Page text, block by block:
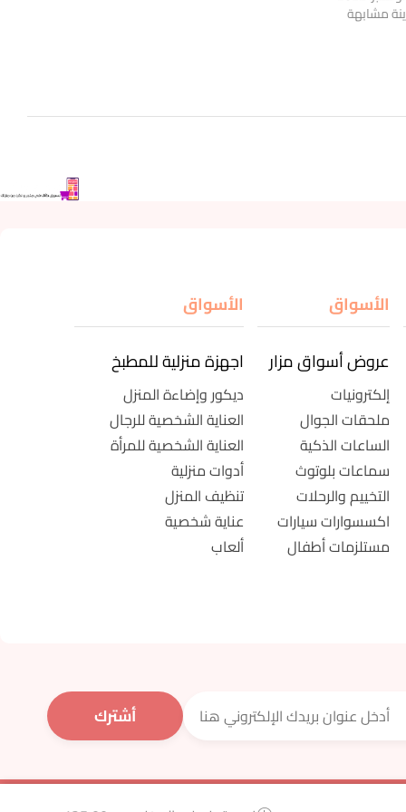
مشابهة
الأسواق
عروض أسواق مزار
إلكترونيات
ملحقات الجوال
الساعات الذكية
سماعات بلوتوث
التخييم والرحلات
اكسسوارات سيارات
مستلزمات أطفال
الأسواق
اجهزة منزلية للمطبخ
ديكور وإضاءة المنزل
العناية الشخصية للرجال
العناية الشخصية للمرأة
أدوات منزلية
تنظيف المنزل
عناية شخصية
ألعاب